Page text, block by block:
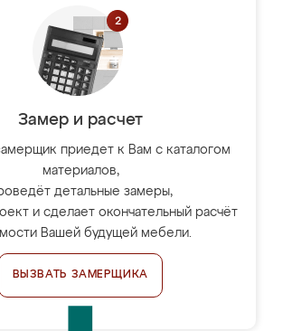
Замер и расчет
приедет к Вам с каталогом
материалов,
детальные замеры,
и сделает окончательный расчёт
Вашей будущей мебели.
ВЫЗВАТЬ ЗАМЕРЩИКА